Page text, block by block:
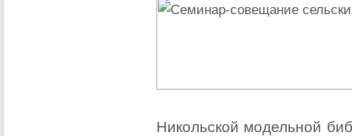
Никольской модельной